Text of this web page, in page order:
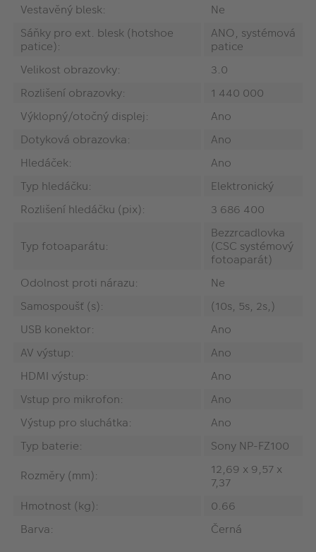
Vestavěný blesk:
Ne
Sáňky pro ext. blesk (hotshoe
patice):
ANO, systémová
patice
Velikost obrazovky:
3.0
Rozlišení obrazovky:
1 440 000
Výklopný/otočný displej:
Ano
Dotyková obrazovka:
Ano
Hledáček:
Ano
Typ hledáčku:
Elektronický
Rozlišení hledáčku (pix):
3 686 400
Typ fotoaparátu:
Bezzrcadlovka
(CSC systémový
fotoaparát)
Odolnost proti nárazu:
Ne
Samospoušť (s):
(10s, 5s, 2s,)
USB konektor:
Ano
AV výstup:
Ano
HDMI výstup:
Ano
Vstup pro mikrofon:
Ano
Výstup pro sluchátka:
Ano
Typ baterie:
Sony NP-FZ100
Rozměry (mm):
12,69 x 9,57 x
7,37
Hmotnost (kg):
0.66
Barva:
Černá